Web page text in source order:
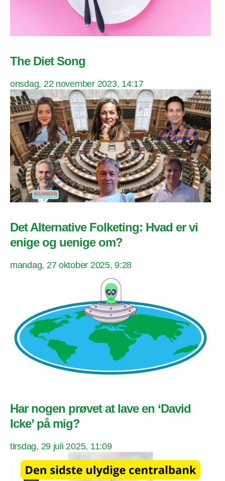
The Diet Song
onsdag, 22 november 2023, 14:17
Det Alternative Folketing: Hvad er vi
enige og uenige om?
mandag, 27 oktober 2025, 9:28
Har nogen prøvet at lave en ‘David
Icke’ på mig?
tirsdag, 29 juli 2025, 11:09